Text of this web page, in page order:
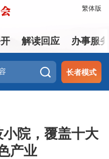
繁体版
解读回应 办事服
长者模式
院，覆盖十大
产业